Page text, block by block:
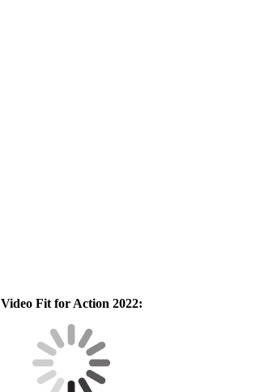
Video Fit for Action 2022: